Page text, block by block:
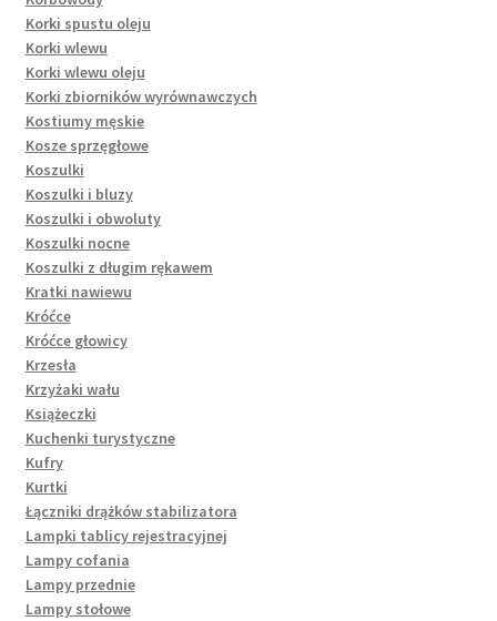
Korki spustu oleju
Korki wlewu
Korki wlewu oleju
Korki zbiorników wyrównawczych
Kostiumy męskie
Kosze sprzęgłowe
Koszulki
Koszulki i bluzy
Koszulki i obwoluty
Koszulki nocne
Koszulki z długim rękawem
Kratki nawiewu
Króćce
Króćce głowicy
Krzesła
Krzyżaki wału
Książeczki
Kuchenki turystyczne
Kufry
Kurtki
Łączniki drążków stabilizatora
Lampki tablicy rejestracyjnej
Lampy cofania
Lampy przednie
Lampy stołowe